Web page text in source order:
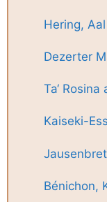
Hering,
Dezerter
Ta‘ Rosina
Kaiseki-
Bénichon,